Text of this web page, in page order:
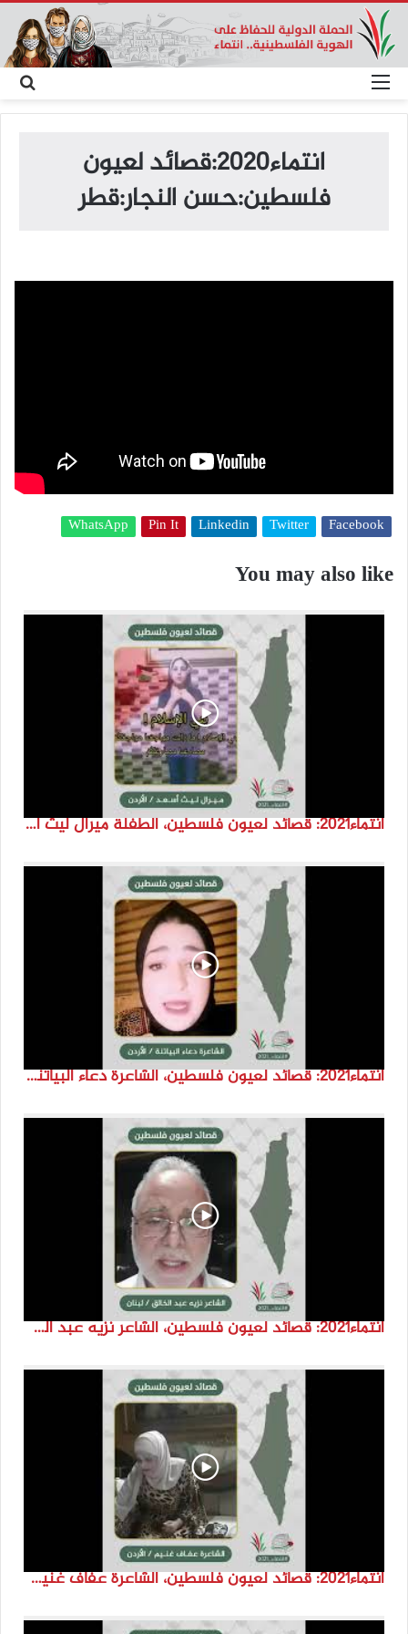
عن
انتماء2020:قصائد لعيون
فلسطين:حسن النجار:قطر
Facebook
Twitter
Linkedin
Pin It
WhatsApp
You may also like
انتماء2021: قصائد لعيون فلسطين، الطفلة ميرال ليث اسعد، الاردن
انتماء2021: قصائد لعيون فلسطين، الشاعرة دعاء البياتنة ، الاردن
انتماء2021: قصائد لعيون فلسطين، الشاعر نزيه عبد الخالق، لبنان
انتماء2021: قصائد لعيون فلسطين، الشاعرة عفاف غنيم، الاردن